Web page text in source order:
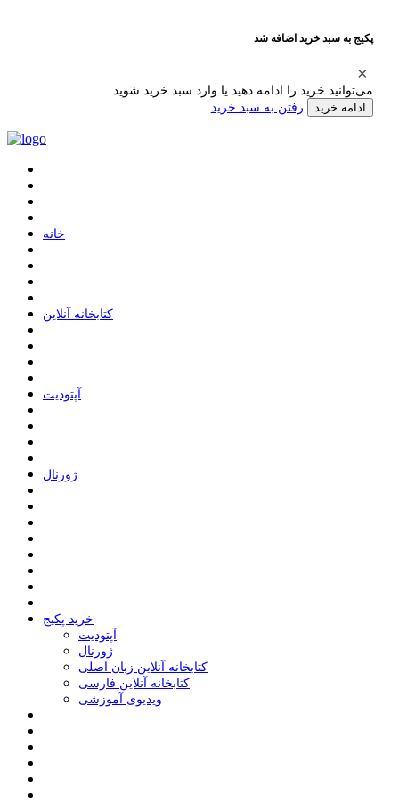
پکیج به سبد خرید اضافه شد
می‌توانید خرید را ادامه دهید یا وارد سبد خرید شوید.
ادامه خرید رفتن به سبد خرید
ﺧﺎﻧﻪ
ﮐﺘﺎﺑﺨﺎﻧﻪ ﺁﻧﻼﯾﻦ
ﺁﭘﺘﻮﺩﯾﺖ
ﮊﻭﺭﻧﺎﻝ
خرید پکیج
ﺁﭘﺘﻮﺩﯾﺖ
ﮊﻭﺭﻧﺎﻝ
کتابخانه آنلاین زبان اصلی
کتابخانه آنلاین فارسی
ویدیوی آموزشی